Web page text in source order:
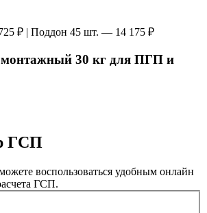
₽ | Поддон 45 шт. — 14 175 ₽
30 кг для ПГП и
ГСП
воспользоваться удобным онлайн
ГСП.